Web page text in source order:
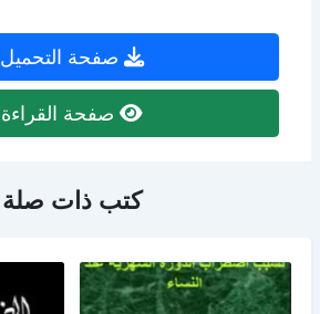
صفحة التحميل
صفحة القراءة
كتب ذات صلة